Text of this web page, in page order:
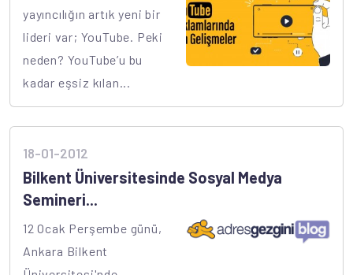
yayıncılığın artık yeni bir
lideri var; YouTube. Peki
neden? YouTube’u bu
kadar eşsiz kılan...
18-01-2012
Bilkent Üniversitesinde Sosyal Medya
Semineri...
12 Ocak Perşembe günü,
Ankara Bilkent